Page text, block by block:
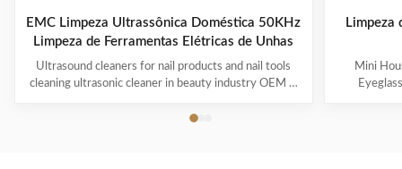
EMC Limpeza Ultrassônica Doméstica 50KHz
Limpeza de Ferramentas Elétricas de Unhas
Ultrasound cleaners for nail products and nail tools
cleaning ultrasonic cleaner in beauty industry OEM &
Customer can choose the color! Ultrasonic cleaning is
Limpeza
Mini